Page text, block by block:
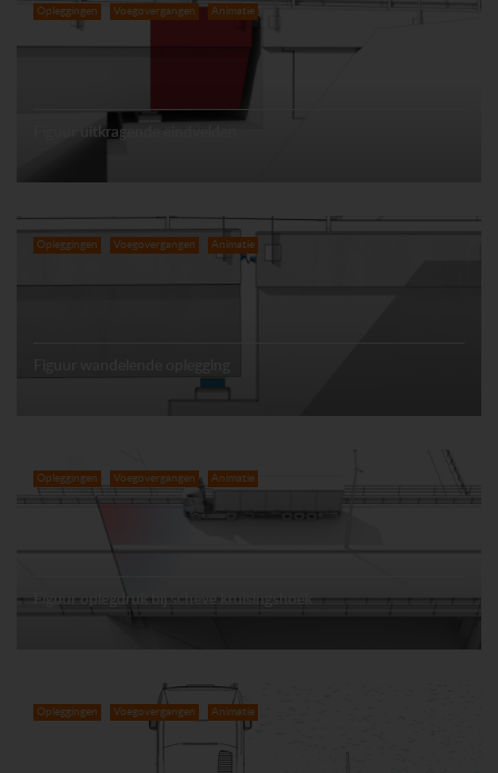
Opleggingen Voegovergangen Animatie
Figuur uitkragende eindvelden
Opleggingen Voegovergangen Animatie
Opleggingen Voegovergangen Animatie
Figuur oplegdruk bij scheve kruisingshoek
Opleggingen Voegovergangen Animatie